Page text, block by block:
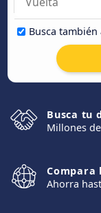
Busca
Busca tu
Millones
Compara
Ahorra